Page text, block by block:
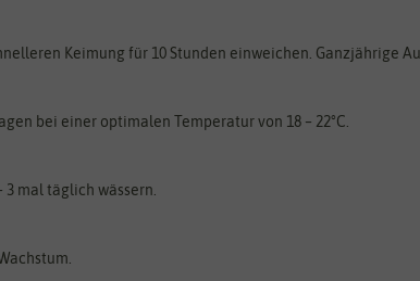
Keimung für 10 Stunden einweichen. Ganzjährige
bei einer optimalen Temperatur von 18 – 22°C.
mal täglich wässern.